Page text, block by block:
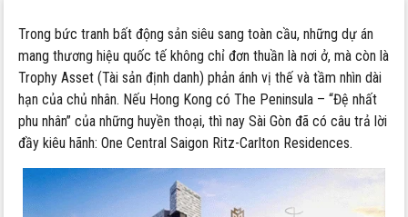
Trong bức tranh bất động sản siêu sang toàn cầu, những dự án
mang thương hiệu quốc tế không chỉ đơn thuần là nơi ở, mà còn là
Trophy Asset (Tài sản định danh) phản ánh vị thế và tầm nhìn dài
hạn của chủ nhân. Nếu Hong Kong có The Peninsula – “Đệ nhất
phu nhân” của những huyền thoại, thì nay Sài Gòn đã có câu trả lời
đầy kiêu hãnh: One Central Saigon Ritz-Carlton Residences.